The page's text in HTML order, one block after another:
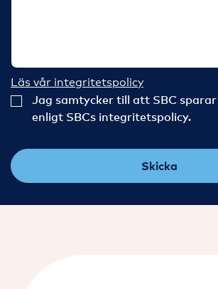
Läs vår integritetspolicy
Jag samtycker till att SBC
enligt SBCs integritetspolicy.
Skicka